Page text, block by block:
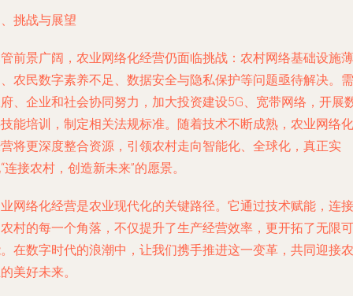
挑战与展望
前景广阔，农业网络化经营仍面临挑战：农村网络基础设施薄
农民数字素养不足、数据安全与隐私保护等问题亟待解决。需
、企业和社会协同努力，加大投资建设5G、宽带网络，开展
能培训，制定相关法规标准。随着技术不断成熟，农业网络化
将更深度整合资源，引领农村走向智能化、全球化，真正实
连接农村，创造新未来”的愿景。
网络化经营是农业现代化的关键路径。它通过技术赋能，连接
村的每一个角落，不仅提升了生产经营效率，更开拓了无限可
在数字时代的浪潮中，让我们携手推进这一变革，共同迎接农
美好未来。